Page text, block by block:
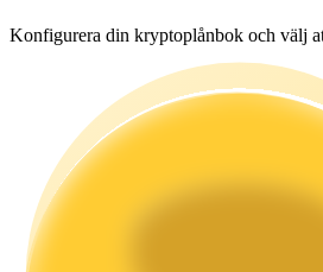
Power Piggy
Tjäna konkurrenskraftiga
Konfigurera din kryptoplånbok och välj